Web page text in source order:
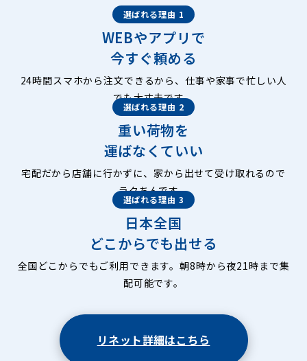
選ばれる理由 1
WEBやアプリで
今すぐ頼める
24時間スマホから注文できるから、仕事や家事で忙しい人
でも大丈夫です。
選ばれる理由 2
重い荷物を
運ばなくていい
宅配だから店舗に行かずに、家から出せて受け取れるので
ラクちんです。
選ばれる理由 3
日本全国
どこからでも出せる
全国どこからでもご利用できます。朝8時から夜21時まで集
配可能です。
リネット詳細はこちら